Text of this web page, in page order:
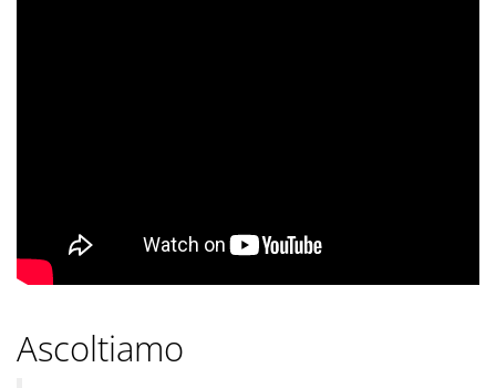
Ascoltiamo